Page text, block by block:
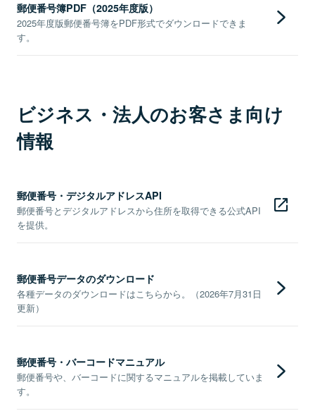
郵便番号簿PDF（2025年度版）
2025年度版郵便番号簿をPDF形式でダウンロードできま
す。
ビジネス・法人のお客さま向け
情報
郵便番号・デジタルアドレスAPI
郵便番号とデジタルアドレスから住所を取得できる公式API
を提供。
郵便番号データのダウンロード
各種データのダウンロードはこちらから。（2026年7月31日
更新）
郵便番号・バーコードマニュアル
郵便番号や、バーコードに関するマニュアルを掲載していま
す。